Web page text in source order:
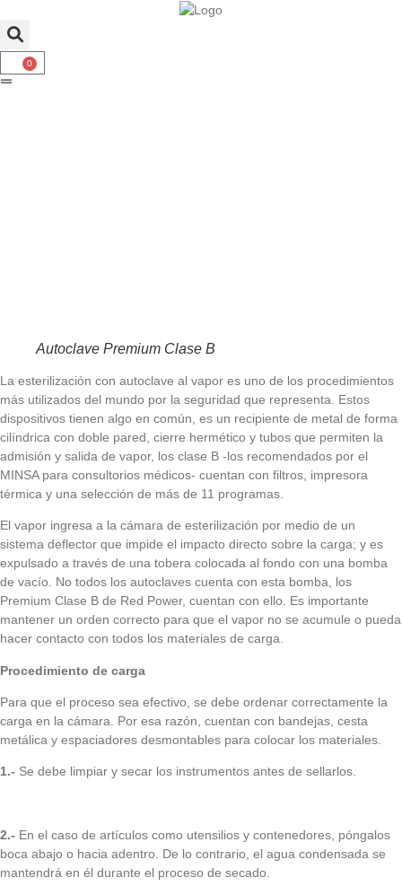
0
Autoclave Premium Clase B
La esterilización con autoclave al vapor es uno de los procedimientos
más utilizados del mundo por la seguridad que representa. Estos
dispositivos tienen algo en común, es un recipiente de metal de forma
cilíndrica con doble pared, cierre hermético y tubos que permiten la
admisión y salida de vapor, los clase B -los recomendados por el
MINSA para consultorios médicos- cuentan con filtros, impresora
térmica y una selección de más de 11 programas.
El vapor ingresa a la cámara de esterilización por medio de un
sistema deflector que impide el impacto directo sobre la carga; y es
expulsado a través de una tobera colocada al fondo con una bomba
de vacío. No todos los autoclaves cuenta con esta bomba, los
Premium Clase B de Red Power, cuentan con ello. Es importante
mantener un orden correcto para que el vapor no se acumule o pueda
hacer contacto con todos los materiales de carga.
Procedimiento de carga
Para que el proceso sea efectivo, se debe ordenar correctamente la
carga en la cámara. Por esa razón, cuentan con bandejas, cesta
metálica y espaciadores desmontables para colocar los materiales.
1.- Se debe limpiar y secar los instrumentos antes de sellarlos.
2.- En el caso de artículos como utensilios y contenedores, póngalos
boca abajo o hacia adentro. De lo contrario, el agua condensada se
mantendrá en él durante el proceso de secado.